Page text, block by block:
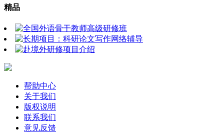
精品
帮助中心
关于我们
版权说明
联系我们
意见反馈